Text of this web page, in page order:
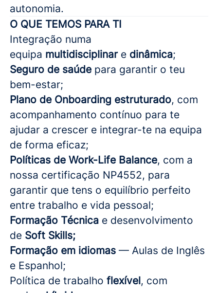
autonomia.
O QUE TEMOS PARA TI
Integração numa
equipa multidisciplinar e dinâmica;
Seguro de saúde para garantir o teu
bem-estar;
Plano de Onboarding estruturado, com
acompanhamento contínuo para te
ajudar a crescer e integrar-te na equipa
de forma eficaz;
Políticas de Work-Life Balance, com a
nossa certificação NP4552, para
garantir que tens o equilíbrio perfeito
entre trabalho e vida pessoal;
Formação Técnica e desenvolvimento
de Soft Skills;
Formação em idiomas — Aulas de Inglês
e Espanhol;
Política de trabalho flexível, com